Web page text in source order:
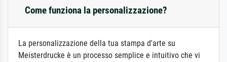
Come funziona la personalizzazione?
La personalizzazione della tua stampa d'arte su
Meisterdrucke è un processo semplice e intuitivo che vi